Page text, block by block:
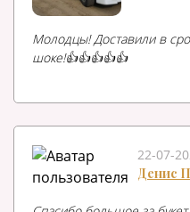
Молодцы! Доставили в
шоке!👍👍👍👍👍
22-07-
Денис П